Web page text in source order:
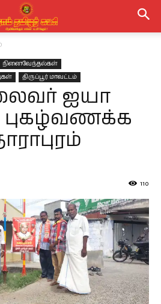
நினைவேந்தல்கள்
திருப்பூர் மாவட்டம்
ஐயா
புகழ்வணக்க
110